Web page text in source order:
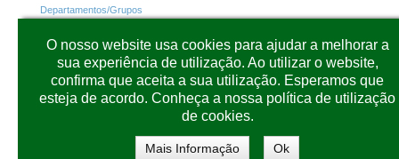
Departamentos/Grupos
INOVAR +Programas
INOVAR+ Alunos
INOVAR+Consulta
INOVAR+PAA
Outras
O nosso website usa cookies para ajudar a melhorar a
sua experiência de utilização. Ao utilizar o website,
confirma que aceita a sua utilização. Esperamos que
esteja de acordo. Conheça a nossa política de utilização
de cookies.
Mais Informação Ok